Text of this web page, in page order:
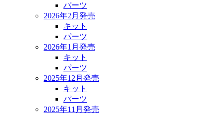
パーツ
2026年2月発売
キット
パーツ
2026年1月発売
キット
パーツ
2025年12月発売
キット
パーツ
2025年11月発売